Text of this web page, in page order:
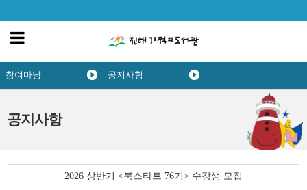
공지사항
참여마당 공지사항
2026 상반기 <북스타트 76기> 수강생 모집